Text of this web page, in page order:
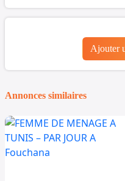
Ajouter
Annonces similaires